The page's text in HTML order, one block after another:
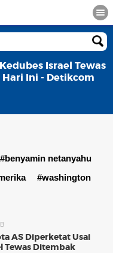
Israel Tewas
Ini - Detikcom
#benyamin netanyahu
#washington
AS Diperketat Usai
Tewas Ditembak